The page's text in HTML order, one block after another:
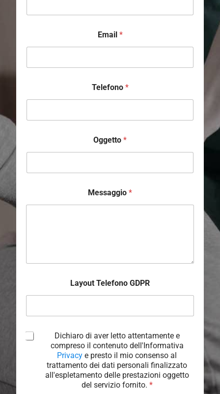
Email *
Telefono *
Oggetto *
Messaggio *
Layout Telefono GDPR
A
Dichiaro di aver letto attentamente e
compreso il contenuto dell'Informativa
Privacy e presto il mio consenso al
trattamento dei dati personali finalizzato
all'espletamento delle prestazioni oggetto
del servizio fornito. *